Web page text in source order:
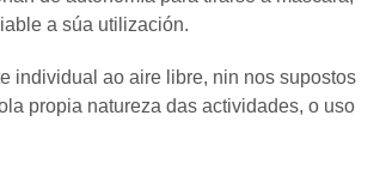
a súa utilización.
individual ao aire libre, nin nos supostos
propia natureza das actividades, o uso